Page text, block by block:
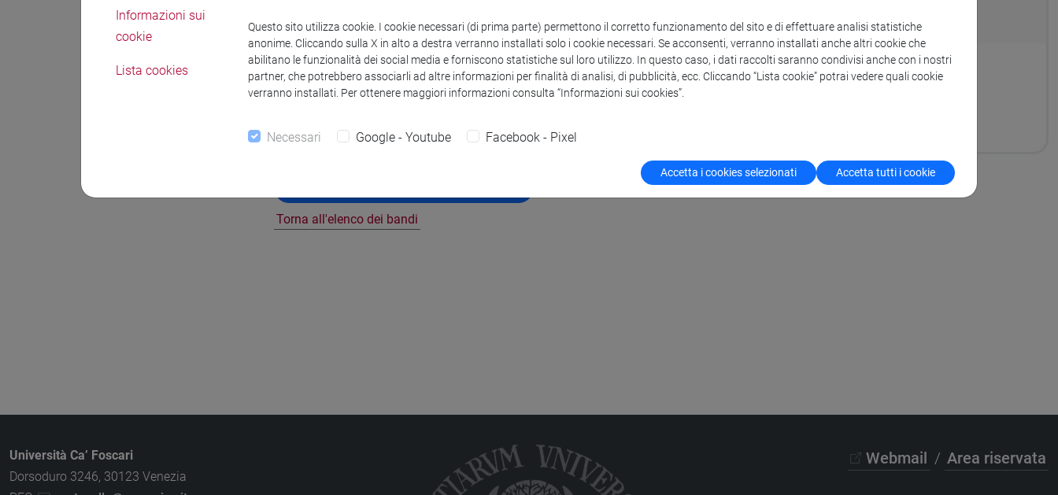
copertina.pdf
Torna all'elenco dei bandi
Università Ca’ Foscari
Dorsoduro 3246, 30123 Venezia
Webmail / Area riservata
Informazioni sui
cookie
Lista cookies
Questo sito utilizza cookie. I cookie necessari (di prima parte) permettono il corretto funzionamento del sito e di effettuare analisi statistiche
anonime. Cliccando sulla X in alto a destra verranno installati solo i cookie necessari. Se acconsenti, verranno installati anche altri cookie che
abilitano le funzionalità dei social media e forniscono statistiche sul loro utilizzo. In questo caso, i dati raccolti saranno condivisi anche con i nostri
partner, che potrebbero associarli ad altre informazioni per finalità di analisi, di pubblicità, ecc. Cliccando “Lista cookie” potrai vedere quali cookie
verranno installati. Per ottenere maggiori informazioni consulta “Informazioni sui cookies”.
Necessari Google - Youtube Facebook - Pixel
Accetta i cookies selezionati Accetta tutti i cookie